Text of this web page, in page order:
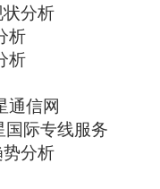
分析
析
析
通信网
国际专线服务
分析